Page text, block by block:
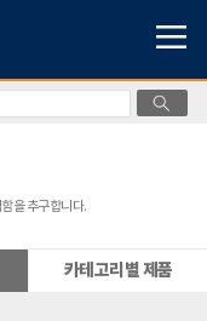
을 추구합니다.
카테고리별 제품